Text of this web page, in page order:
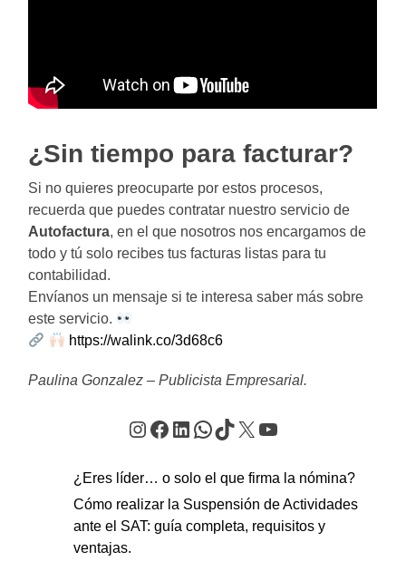
¿Sin tiempo para facturar?
Si no quieres preocuparte por estos procesos,
recuerda que puedes contratar nuestro servicio de
Autofactura, en el que nosotros nos encargamos de
todo y tú solo recibes tus facturas listas para tu
contabilidad.
Envíanos un mensaje si te interesa saber más sobre
este servicio.
https://walink.co/3d68c6
Paulina Gonzalez – Publicista Empresarial.
Instagram
Facebook
LinkedIn
WhatsApp
TikTok
X YouTube
¿Eres líder… o solo el que firma la nómina?
Cómo realizar la Suspensión de Actividades
ante el SAT: guía completa, requisitos y
ventajas.